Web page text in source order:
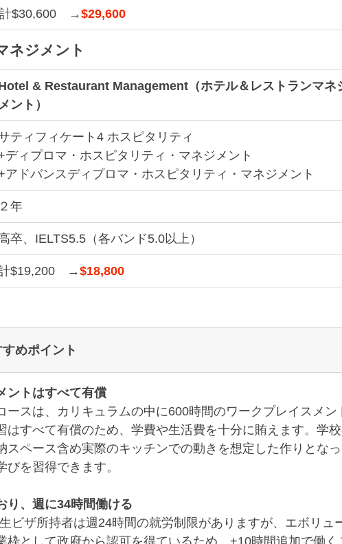
計$30,600　→$29,600
ネジメント
& Restaurant Management（ホテル＆レストランマネ
メント）
ティフィケート4 ホスピタリティ
ディプロマ・ホスピタリティ・マネジメント
アドバンスディプロマ・ホスピタリティ・マネジメント
２年
卒、IELTS5.5（各バンド5.0以上）
$19,200　→$18,800
めポイント
ントはすべて有償
ースは、カリキュラムの中に600時間のワークプレイスメン
はすべて有償のため、学費や生活費を十分に賄えます。学
スペース含め実際のキッチンでの動きを想定した作りとな
びを習得できます。
り、週に34時間働ける
ビザ所持者は週24時間の就労制限がありますが、エボリュ
枠として政府から認可を得ているため、+10時間追加で働く